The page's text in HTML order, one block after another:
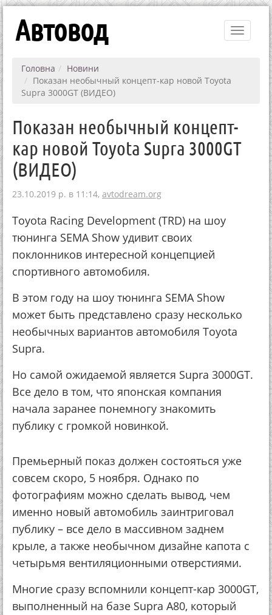
Toggle
Автовод
Головна
Новини
Показан необычный концепт-кар новой Toyota
Supra 3000GT (ВИДЕО)
Показан необычный концепт-
кар новой Toyota Supra 3000GT
(ВИДЕО)
23.10.2019 р. в 11:14, avtodream.org
Toyota Racing Development (TRD) на шоу
тюнинга SEMA Show удивит своих
поклонников интересной концепцией
спортивного автомобиля.
В этом году на шоу тюнинга SEMA Show
может быть представлено сразу несколько
необычных вариантов автомобиля Toyota
Supra.
Но самой ожидаемой является Supra 3000GT.
Все дело в том, что японская компания
начала заранее понемногу знакомить
публику с громкой новинкой.
Премьерный показ должен состояться уже
совсем скоро, 5 ноября. Однако по
фотографиям можно сделать вывод, чем
именно новый автомобиль заинтриговал
публику – все дело в массивном заднем
крыле, а также необычном дизайне капота с
четырьмя вентиляционными отверстиями.
Многие сразу вспомнили концепт-кар 3000GT,
выполненный на базе Supra A80, который